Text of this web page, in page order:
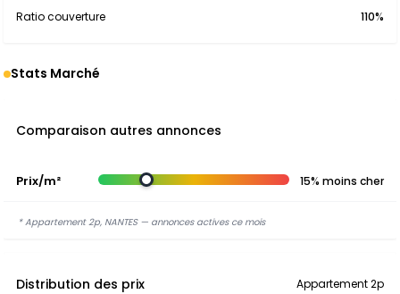
Ratio couverture 110%
Stats Marché
Comparaison autres annonces
Prix/m² 15% moins cher
* Appartement 2p, NANTES — annonces actives ce mois
Distribution des prix Appartement 2p